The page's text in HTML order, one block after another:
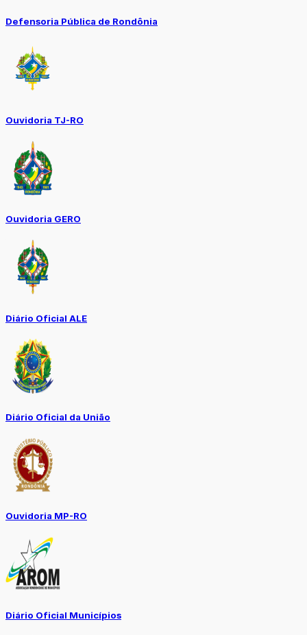
Defensoria Pública de Rondônia
Ouvidoria TJ-RO
Ouvidoria GERO
Diário Oficial ALE
Diário Oficial da União
Ouvidoria MP-RO
Diário Oficial Municípios